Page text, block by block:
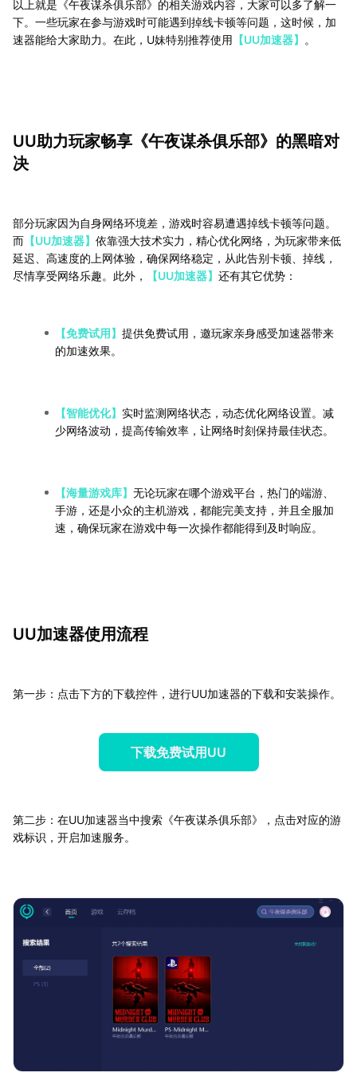
以上就是《午夜谋杀俱乐部》的相关游戏内容，大家可以多了解一
下。一些玩家在参与游戏时可能遇到掉线卡顿等问题，这时候，加
速器能给大家助力。在此，U妹特别推荐使用 【UU加速器】 。
UU助力玩家畅享《午夜谋杀俱乐部》的黑暗对
决
部分玩家因为自身网络环境差，游戏时容易遭遇掉线卡顿等问题。
而 【UU加速器】 依靠强大技术实力，精心优化网络，为玩家带来低
延迟、高速度的上网体验，确保网络稳定，从此告别卡顿、掉线，
尽情享受网络乐趣。此外，
【UU加速器】 还有其它优势：
【免费试用】 提供免费试用，邀玩家亲身感受加速器带来
的加速效果。
【智能优化】 实时监测网络状态，动态优化网络设置。减
少网络波动，提高传输效率，让网络时刻保持最佳状态。
【海量游戏库】 无论玩家在哪个游戏平台，热门的端游、
手游，还是小众的主机游戏，都能完美支持，并且全服加
速，确保玩家在游戏中每一次操作都能得到及时响应。
UU加速器使用流程
第一步：点击下方的下载控件，进行UU加速器的下载和安装操作。
下载免费试用UU
第二步：在UU加速器当中搜索《午夜谋杀俱乐部》，点击对应的游
戏标识，开启加速服务。